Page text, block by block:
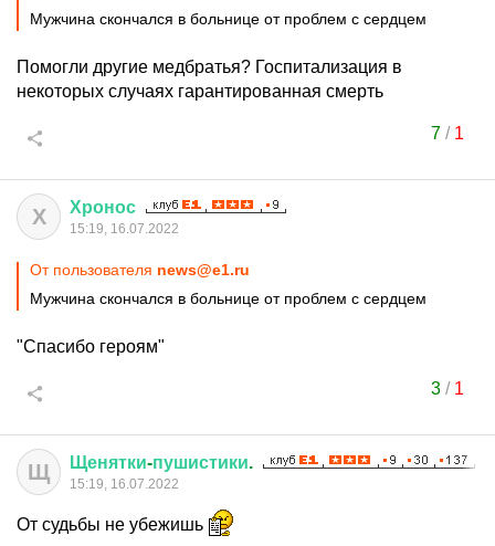
Мужчина скончался в больнице от проблем с сердцем
Помогли другие медбратья? Госпитализация в
некоторых случаях гарантированная смерть
7/ 1
Х Хронос
15:19, 16.07.2022
От пользователя news@e1.ru
Мужчина скончался в больнице от проблем с сердцем
"Спасибо героям"
3/ 1
Щ Щенятки-пушистики.
15:19, 16.07.2022
От судьбы не убежишь